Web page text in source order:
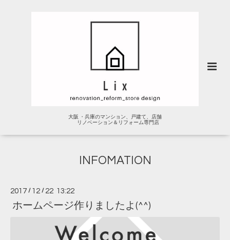
大阪 ・兵庫のマンション、戸建て、店舗
リノベーション＆リフォーム専門店
INFOMATION
2017 / 12 / 22 13:22
ホームページ作りましたよ(^^)